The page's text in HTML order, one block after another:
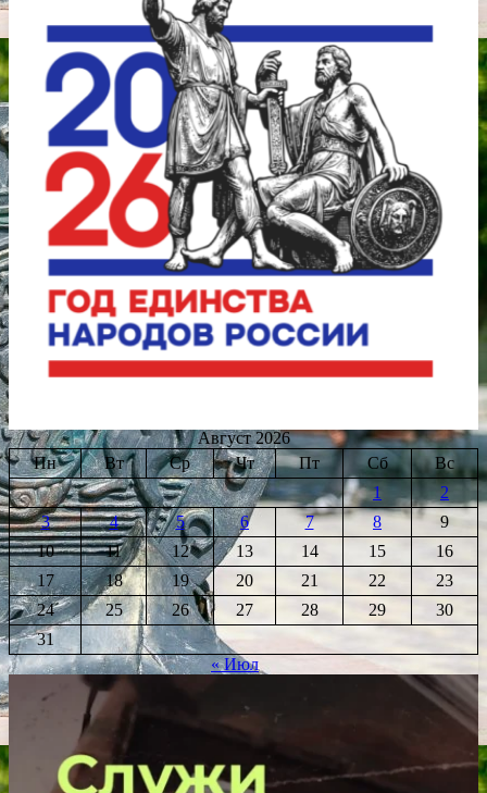
Август 2026
Пн
Вт Ср Чт Пт Сб
Вс
1
2
3
4 5 6 7 8
9
10
11 12 13 14 15
16
17
18 19 20 21 22
23
24
25 26 27 28 29
30
31
« Июл